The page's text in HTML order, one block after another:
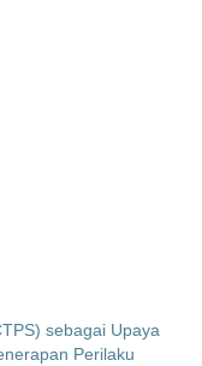
sebagai Upaya
Perilaku